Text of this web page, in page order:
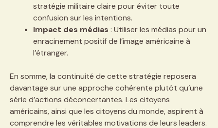
stratégie militaire claire pour éviter toute
confusion sur les intentions.
Impact des médias : Utiliser les médias pour un
enracinement positif de l’image américaine à
l’étranger.
En somme, la continuité de cette stratégie reposera
davantage sur une approche cohérente plutôt qu’une
série d’actions déconcertantes. Les citoyens
américains, ainsi que les citoyens du monde, aspirent à
comprendre les véritables motivations de leurs leaders.